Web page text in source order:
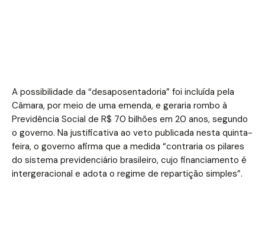
A possibilidade da “desaposentadoria” foi incluída pela
Câmara, por meio de uma emenda, e geraria rombo à
Previdência Social de R$ 70 bilhões em 20 anos, segundo
o governo. Na justificativa ao veto publicada nesta quinta-
feira, o governo afirma que a medida “contraria os pilares
do sistema previdenciário brasileiro, cujo financiamento é
intergeracional e adota o regime de repartição simples”.